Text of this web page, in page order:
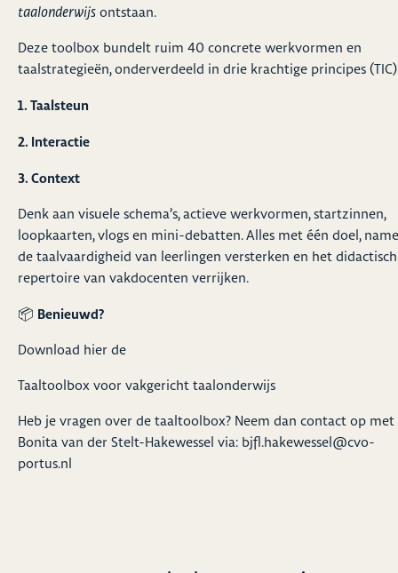
taalonderwijs ontstaan.
Deze toolbox bundelt ruim 40 concrete werkvormen en
taalstrategieën, onderverdeeld in drie krachtige principes
1. Taalsteun
2. Interactie
3. Context
Denk aan visuele schema’s, actieve werkvormen, startzinnen,
loopkaarten, vlogs en mini-debatten. Alles met één doel,
de taalvaardigheid van leerlingen versterken en het didactisch
repertoire van vakdocenten verrijken.
📦 Benieuwd?
Download hier de
Taaltoolbox voor vakgericht taalonderwijs
Heb je vragen over de taaltoolbox? Neem dan contact op met
Bonita van der Stelt-Hakewessel via: bjfl.hakewessel@cvo-
portus.nl